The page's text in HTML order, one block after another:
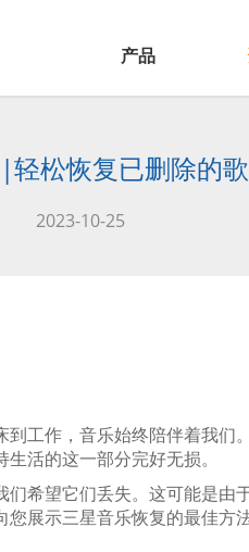
产品
松恢复已删除的
2023-10-25
工作，音乐始终陪伴着我
活的这一部分完好无损。
希望它们丢失。这可能是由
展示三星音乐恢复的最佳方法